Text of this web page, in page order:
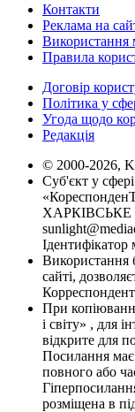
Контакти
Реклама на
Використання
Правила
Договір
Політика у
Угода щодо
Редакція
© 2000-2026,
Суб'єкт у
ХАРКІВСЬКЕ
Ідентифікатор
Використання
сайті,
При
і світу» , для
відкрите для
Посилання має
повного або
розміщена в